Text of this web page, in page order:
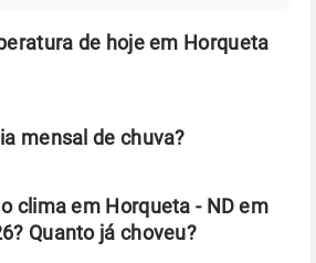
de hoje em Horqueta
mensal de chuva?
clima em Horqueta - ND em
Quanto já choveu?